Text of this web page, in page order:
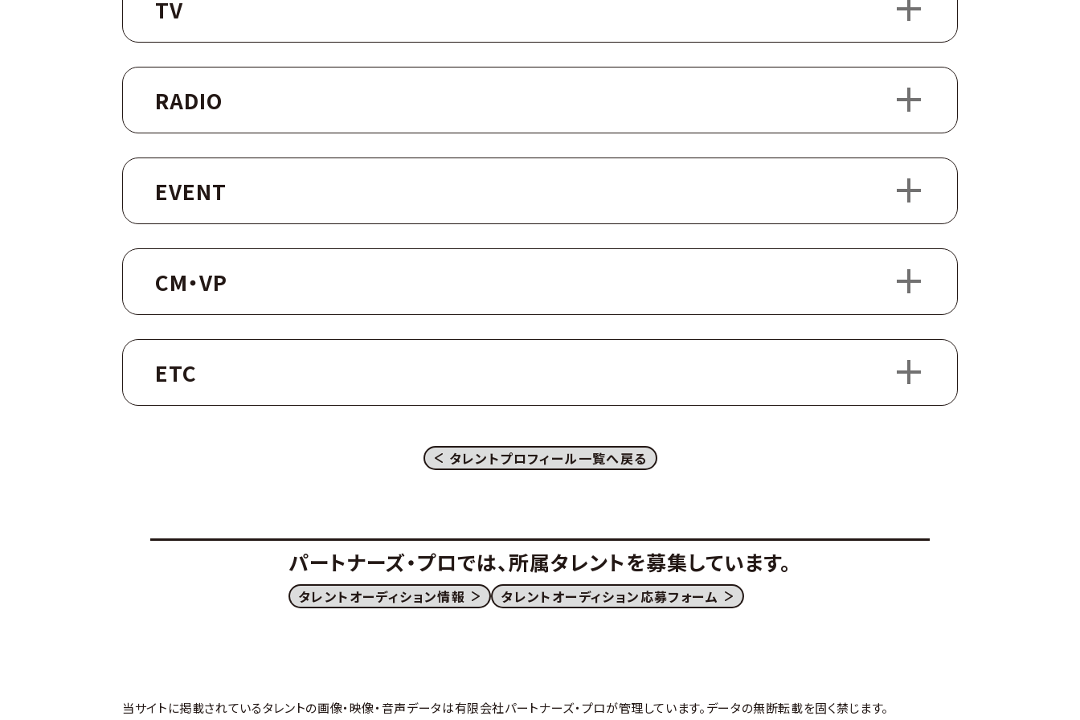
TV
RADIO
EVENT
CM・VP
ETC
タレントプロフィール一覧へ戻る
パートナーズ・プロでは、所属タレントを募集しています。
タレントオーディション情報 タレントオーディション応募フォーム
当サイトに掲載されているタレントの画像・映像・音声データは有限会社パートナーズ・プロが管理しています。データの無断転載を固く禁じます。